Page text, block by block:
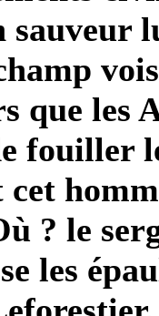
que les
fouiller
? le
les